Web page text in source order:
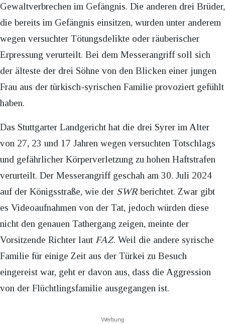
Gewaltverbrechen im Gefängnis. Die anderen drei Brüder,
die bereits im Gefängnis einsitzen, wurden unter anderem
wegen versuchter Tötungsdelikte oder räuberischer
Erpressung verurteilt. Bei dem Messerangriff soll sich
der älteste der drei Söhne von den Blicken einer jungen
Frau aus der türkisch-syrischen Familie provoziert gefühlt
haben.
Das Stuttgarter Landgericht hat die drei Syrer im Alter
von 27, 23 und 17 Jahren wegen versuchten Totschlags
und gefährlicher Körperverletzung zu hohen Haftstrafen
verurteilt. Der Messerangriff geschah am 30. Juli 2024
auf der Königsstraße, wie der SWRberichtet. Zwar gibt
es Videoaufnahmen von der Tat, jedoch würden diese
nicht den genauen Tathergang zeigen, meinte der
Vorsitzende Richter laut FAZ. Weil die andere syrische
Familie für einige Zeit aus der Türkei zu Besuch
eingereist war, geht er davon aus, dass die Aggression
von der Flüchtlingsfamilie ausgegangen ist.
Werbung